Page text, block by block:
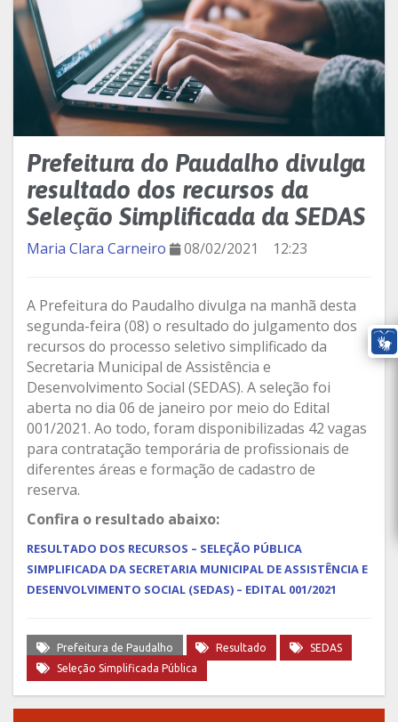
Prefeitura do Paudalho divulga
resultado dos recursos da
Seleção Simplificada da SEDAS
Maria Clara Carneiro 08/02/2021 12:23
A Prefeitura do Paudalho divulga na manhã desta
segunda-feira (08) o resultado do julgamento dos
recursos do processo seletivo simplificado da
Secretaria Municipal de Assistência e
Desenvolvimento Social (SEDAS). A seleção foi
aberta no dia 06 de janeiro por meio do Edital
001/2021. Ao todo, foram disponibilizadas 42 vagas
para contratação temporária de profissionais de
diferentes áreas e formação de cadastro de
reserva.
Confira o resultado abaixo:
RESULTADO DOS RECURSOS – SELEÇÃO PÚBLICA
SIMPLIFICADA DA SECRETARIA MUNICIPAL DE ASSISTÊNCIA E
DESENVOLVIMENTO SOCIAL (SEDAS) – EDITAL 001/2021
Prefeitura de Paudalho Resultado
SEDAS
Seleção Simplificada Pública